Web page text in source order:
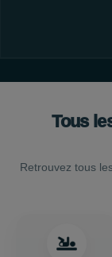
Tous
Retrouvez tous